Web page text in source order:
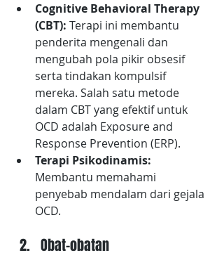
Cognitive Behavioral Therapy
(CBT): Terapi ini membantu
penderita mengenali dan
mengubah pola pikir obsesif
serta tindakan kompulsif
mereka. Salah satu metode
dalam CBT yang efektif untuk
OCD adalah Exposure and
Response Prevention (ERP).
Terapi Psikodinamis:
Membantu memahami
penyebab mendalam dari gejala
OCD.
Obat-obatan